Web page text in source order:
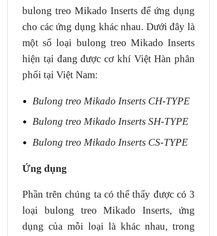
bulong treo Mikado Inserts để ứng dụng
cho các ứng dụng khác nhau. Dưới đây là
một số loại bulong treo Mikado Inserts
hiện tại đang được cơ khí Việt Hàn phân
phối tại Việt Nam:
Bulong treo Mikado Inserts CH-TYPE
Bulong treo Mikado Inserts SH-TYPE
Bulong treo Mikado Inserts CS-TYPE
Ứng dụng
Phần trên chúng ta có thể thấy được có 3
loại bulong treo Mikado Inserts, ứng
dụng của mỗi loại là khác nhau, trong